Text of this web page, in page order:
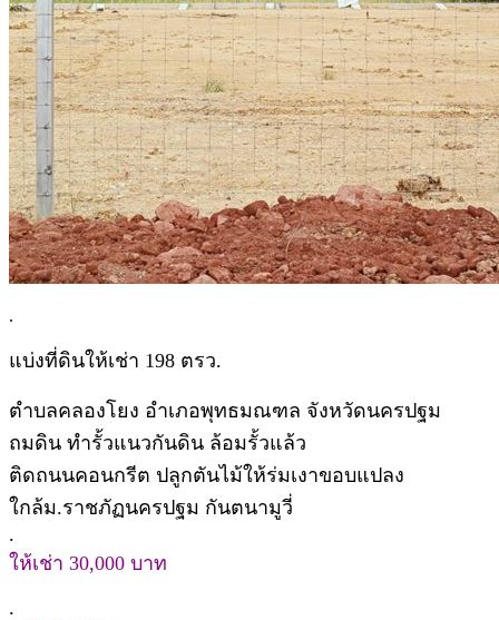
.
แบ่งที่ดินให้เช่า 198 ตรว.
ตำบลคลองโยง อำเภอพุทธมณฑล จังหวัดนครปฐม
ถมดิน ทำรั้วแนวกันดิน ล้อมรั้วแล้ว
ติดถนนคอนกรีต ปลูกตันไม้ให้ร่มเงาขอบแปลง
ใกล้ม.ราชภัฏนครปฐม กันตนามูวี่
.
ให้เช่า 30,000 บาท
.